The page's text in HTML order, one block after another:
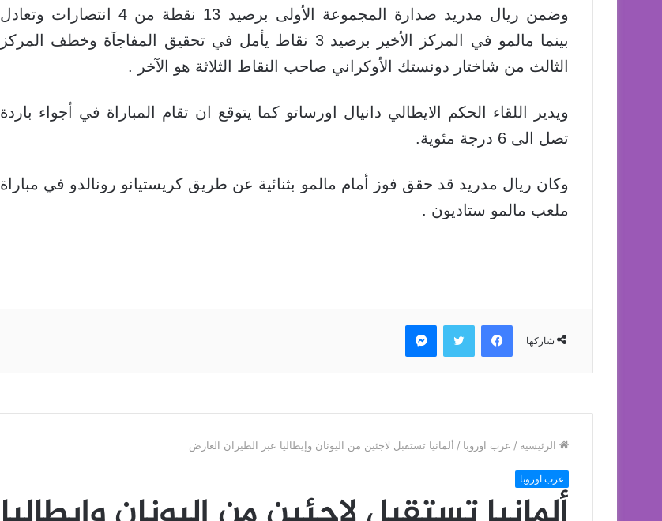
وضمن ريال مدريد صدارة المجموعة الأولى برصيد 13 نقطة من 4 انتصارات وتعادل
بينما مالمو في المركز الأخير برصيد 3 نقاط يأمل في تحقيق المفاجآة وخطف المركز
الثالث من شاختار دونستك الأوكراني صاحب النقاط الثلاثة هو الآخر .
ويدير اللقاء الحكم الايطالي دانيال اورساتو كما يتوقع ان تقام المباراة في أجواء باردة
تصل الى 6 درجة مئوية.
وكان ريال مدريد قد حقق فوز أمام مالمو بثنائية عن طريق كريستيانو رونالدو في مباراة
ملعب مالمو ستاديون .
شاركها
فيسبوك تويتر ماسنجر